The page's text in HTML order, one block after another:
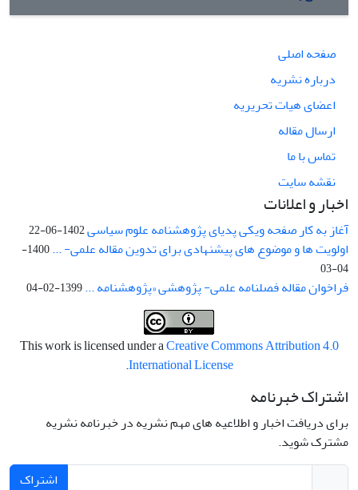
صفحه اصلی
درباره نشریه
اعضای هیات تحریریه
ارسال مقاله
تماس با ما
نقشه سایت
اخبار و اعلانات
آغاز به کار صفحه ویکی پدیای پژوهشنامه علوم سیاسی1402-06-22
اولویت ها و موضوع های پیشنهادی برای تدوین مقاله علمی- ...
1400-
04-03
فراخوان مقاله فصلنامه علمی- پژوهشی «پژوهشنامه ...1399-02-04
This work is licensed under aCreative Commons Attribution 4.0
International License
.
اشتراک خبرنامه
برای دریافت اخبار و اطلاعیه های مهم نشریه در خبرنامه نشریه
مشترک شوید.
اشتراک